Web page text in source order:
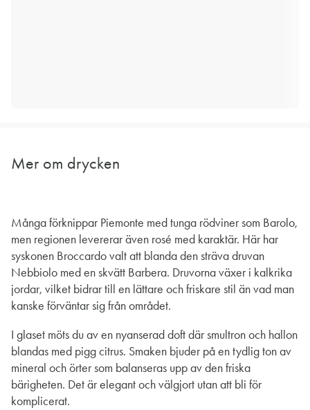
Mer om drycken
Många förknippar Piemonte med tunga rödviner som Barolo,
men regionen levererar även rosé med karaktär. Här har
syskonen Broccardo valt att blanda den sträva druvan
Nebbiolo med en skvätt Barbera. Druvorna växer i kalkrika
jordar, vilket bidrar till en lättare och friskare stil än vad man
kanske förväntar sig från området.
I glaset möts du av en nyanserad doft där smultron och hallon
blandas med pigg citrus. Smaken bjuder på en tydlig ton av
mineral och örter som balanseras upp av den friska
bärigheten. Det är elegant och välgjort utan att bli för
komplicerat.